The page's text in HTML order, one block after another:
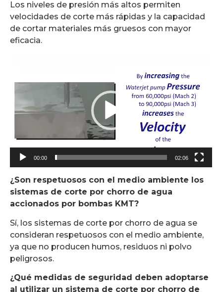
Los niveles de presión más altos permiten
velocidades de corte más rápidas y la capacidad
de cortar materiales más gruesos con mayor
eficacia.
vídeo
00:00 02:06
¿Son respetuosos con el medio ambiente los
sistemas de corte por chorro de agua
accionados por bombas KMT?
Sí, los sistemas de corte por chorro de agua se
consideran respetuosos con el medio ambiente,
ya que no producen humos, residuos ni polvo
peligrosos.
¿Qué medidas de seguridad deben adoptarse
al utilizar un sistema de corte por chorro de